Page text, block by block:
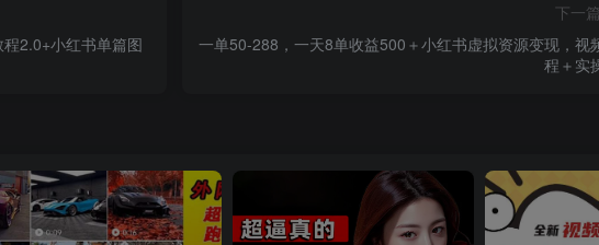
2.0+小红书单篇图
下一
一单50-288，一天8单收益500＋小红书虚拟资源变现，视
程＋实